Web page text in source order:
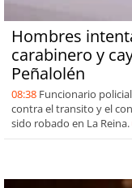
Hombres
carabinero y
Peñalolén
08:38 Funcionario
contra el transito y el
sido robado en La Reina.